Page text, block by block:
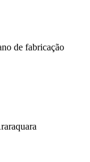
de fabricação